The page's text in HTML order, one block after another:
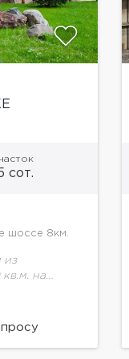
сот.
шоссе 8км.
из
на
у, кухня,